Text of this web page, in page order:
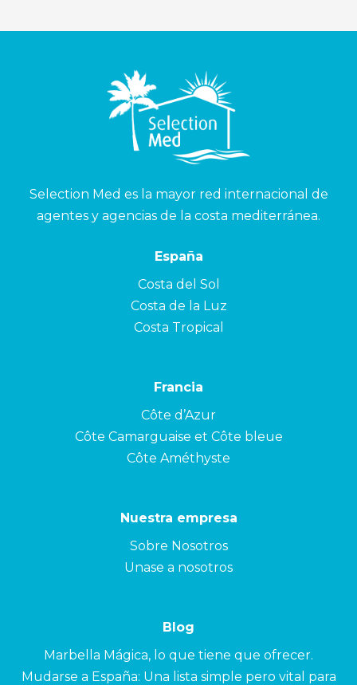
Selection Med es la mayor red internacional de
agentes y agencias de la costa mediterránea.
España
Costa del Sol
Costa de la Luz
Costa Tropical
Francia
Côte d’Azur
Côte Camarguaise et Côte bleue
Côte Améthyste
Nuestra empresa
Sobre Nosotros
Unase a nosotros
Blog
Marbella Mágica, lo que tiene que ofrecer.
Mudarse a España: Una lista simple pero vital para